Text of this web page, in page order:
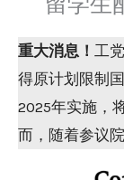
重大消息！ 工
得原计划限制
2025年实施，
而，随着参议